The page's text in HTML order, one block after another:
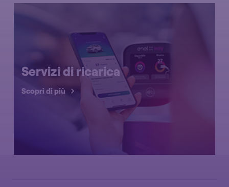
Servizi di ricarica
Scopri di più